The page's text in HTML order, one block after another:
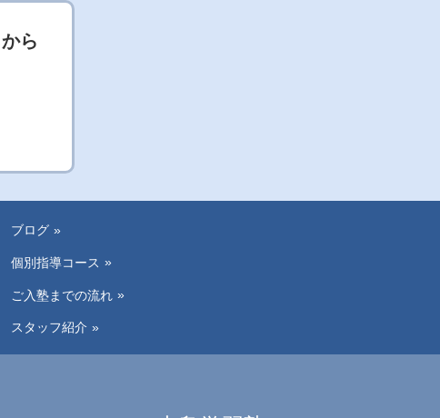
ら
ブログ
個別指導コース
ご入塾までの流れ
スタッフ紹介